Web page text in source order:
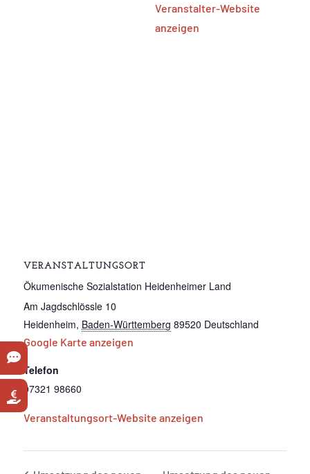
Veranstalter-Website
anzeigen
VERANSTALTUNGSORT
Ökumenische Sozialstation Heidenheimer Land
Am Jagdschlössle 10
Heidenheim, Baden-Württemberg 89520 Deutschland
Google Karte anzeigen
Telefon
07321 98660
Veranstaltungsort-Website anzeigen